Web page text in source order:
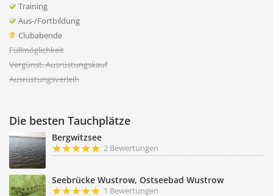
Training
Aus-/Fortbildung
Clubabende
Füllmöglichkeit
Vergünst. Ausrüstungskauf
Ausrüstungsverleih
Die besten Tauchplätze
Bergwitzsee
2 Bewertungen
Seebrücke Wustrow, Ostseebad Wustrow
1 Bewertungen